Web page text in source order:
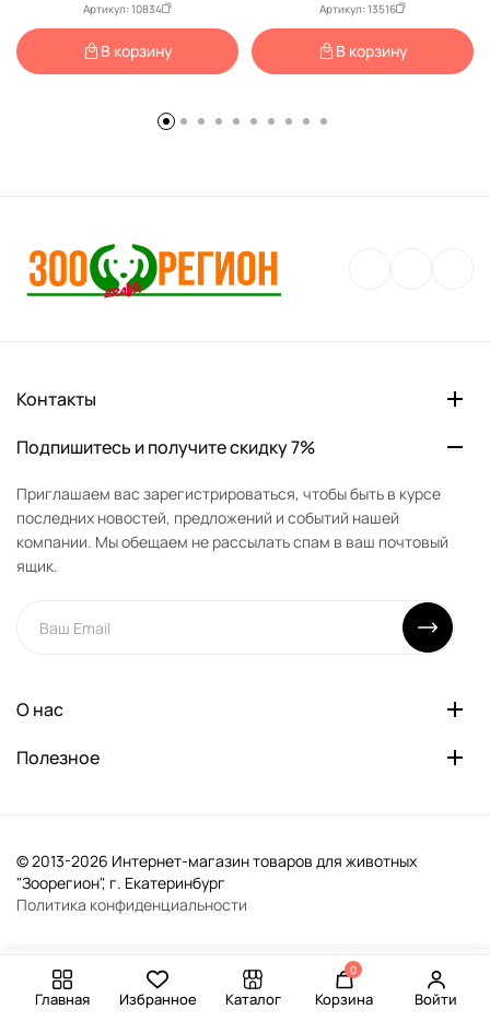
- + В корзину
Артикул: 10834
В корзину
Артикул: 13516
В корзину
Контакты
Подпишитесь и получите скидку 7%
Приглашаем вас зарегистрироваться, чтобы быть в курсе
последних новостей, предложений и событий нашей
компании. Мы обещаем не рассылать спам в ваш почтовый
ящик.
О нас
Полезное
© 2013-2026 Интернет-магазин товаров для животных
"Зоорегион", г. Екатеринбург
Политика конфиденциальности
Главная Избранное Каталог
0
Корзина Войти